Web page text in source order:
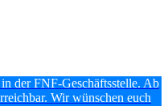
der FNF-Geschäftsstelle. Ab
Wir wünschen euch